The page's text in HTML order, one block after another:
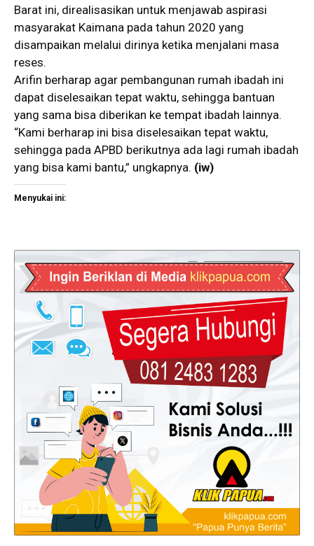
Barat ini, direalisasikan untuk menjawab aspirasi
masyarakat Kaimana pada tahun 2020 yang
disampaikan melalui dirinya ketika menjalani masa
reses.
Arifin berharap agar pembangunan rumah ibadah ini
dapat diselesaikan tepat waktu, sehingga bantuan
yang sama bisa diberikan ke tempat ibadah lainnya.
“Kami berharap ini bisa diselesaikan tepat waktu,
sehingga pada APBD berikutnya ada lagi rumah ibadah
yang bisa kami bantu,” ungkapnya. (iw)
Menyukai ini: